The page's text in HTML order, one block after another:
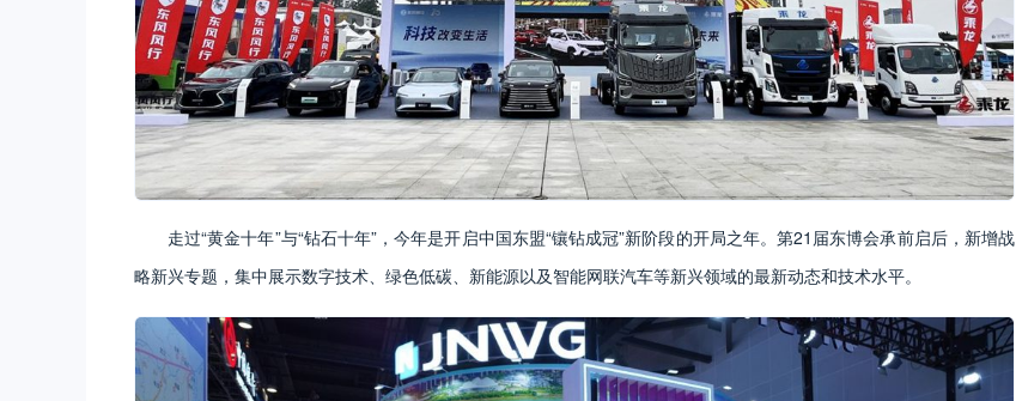
走过“黄金十年”与“钻石十年”，今年是开启中国东盟“镶钻成冠”新阶段的开局之年。第21届东博会承前启后，新增战
略新兴专题，集中展示数字技术、绿色低碳、新能源以及智能网联汽车等新兴领域的最新动态和技术水平。